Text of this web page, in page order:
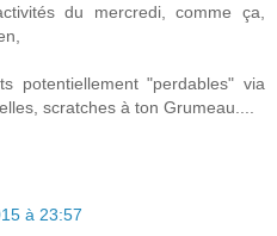
du mercredi, comme ça,
potentiellement "perdables" via
scratches à ton Grumeau....
à 23:57